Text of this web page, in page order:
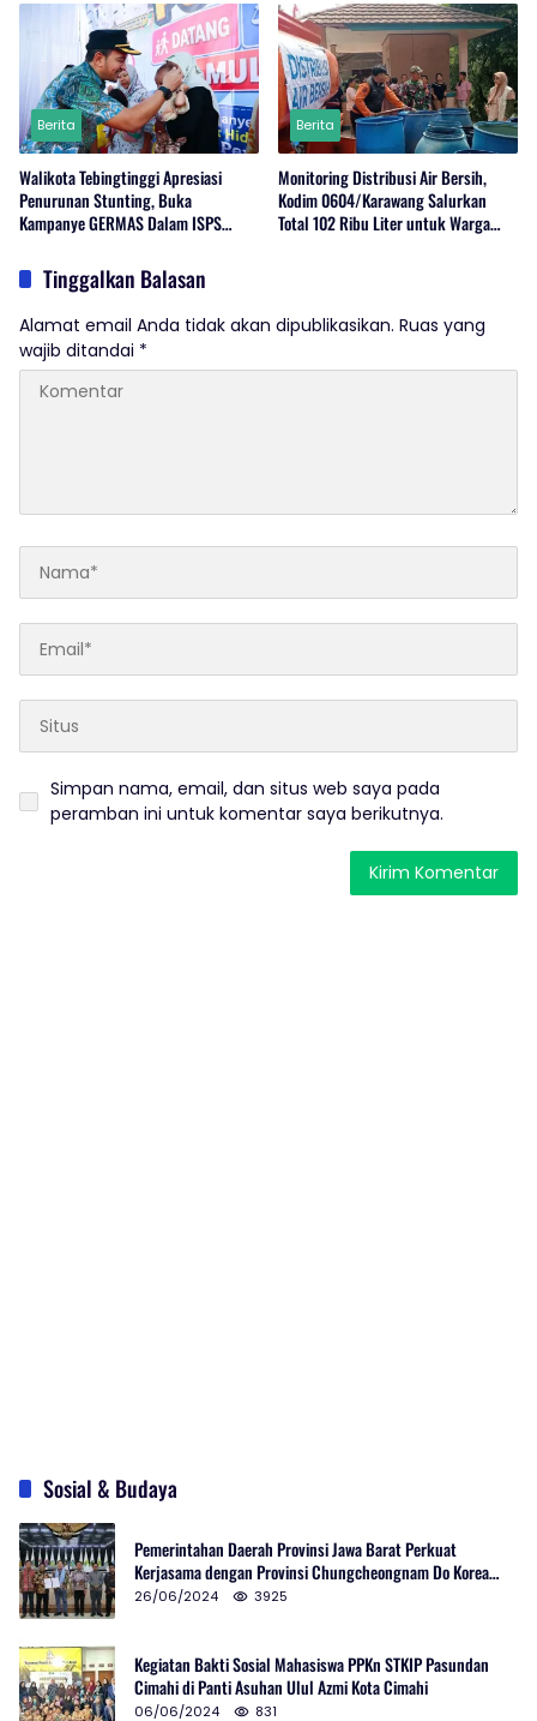
Berita
Walikota Tebingtinggi Apresiasi
Penurunan Stunting, Buka
Kampanye GERMAS Dalam ISPS
Berita
Monitoring Distribusi Air Bersih,
Kodim 0604/Karawang Salurkan
Total 102 Ribu Liter untuk Warga
Tinggalkan Balasan
Alamat email Anda tidak akan dipublikasikan. Ruas yang
wajib ditandai *
Simpan nama, email, dan situs web saya pada
peramban ini untuk komentar saya berikutnya.
Sosial & Budaya
Pemerintahan Daerah Provinsi Jawa Barat Perkuat
Kerjasama dengan Provinsi Chungcheongnam Do Korea
Selatan
26/06/2024 3925
Kegiatan Bakti Sosial Mahasiswa PPKn STKIP Pasundan
Cimahi di Panti Asuhan Ulul Azmi Kota Cimahi
06/06/2024 831